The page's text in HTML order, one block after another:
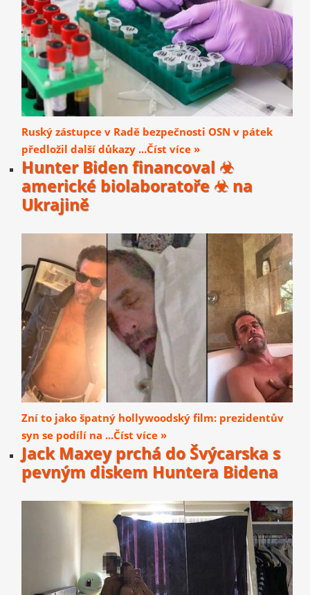
Ruský zástupce v Radě bezpečnosti OSN v pátek
předložil další důkazy ...Číst více »
Hunter Biden financoval ☣
americké biolaboratoře ☣ na
Ukrajině
Zní to jako špatný hollywoodský film: prezidentův
syn se podílí na ...Číst více »
Jack Maxey prchá do Švýcarska s
pevným diskem Huntera Bidena